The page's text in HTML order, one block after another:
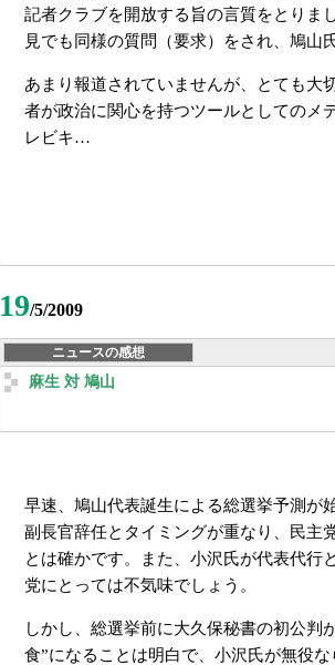
記者クラブを開放する旨の言質をとりま
見でも同様の質問（要求）をされ、鳩山
あまり報道されていませんが、とても大
者が政治に関心を持つツールとしてのメ
レビキ…
19/5/2009
ニュースの感想
麻生 対 鳩山
早速、鳩山代表誕生による総選挙予測が
副長官辞任とタイミングが重なり、民主
とは確かです。また、小沢氏が代表代行
党にとっては不気味でしょう。
しかし、総選挙前に大久保秘書の初公判
食”になることは明白で、小沢氏が無役